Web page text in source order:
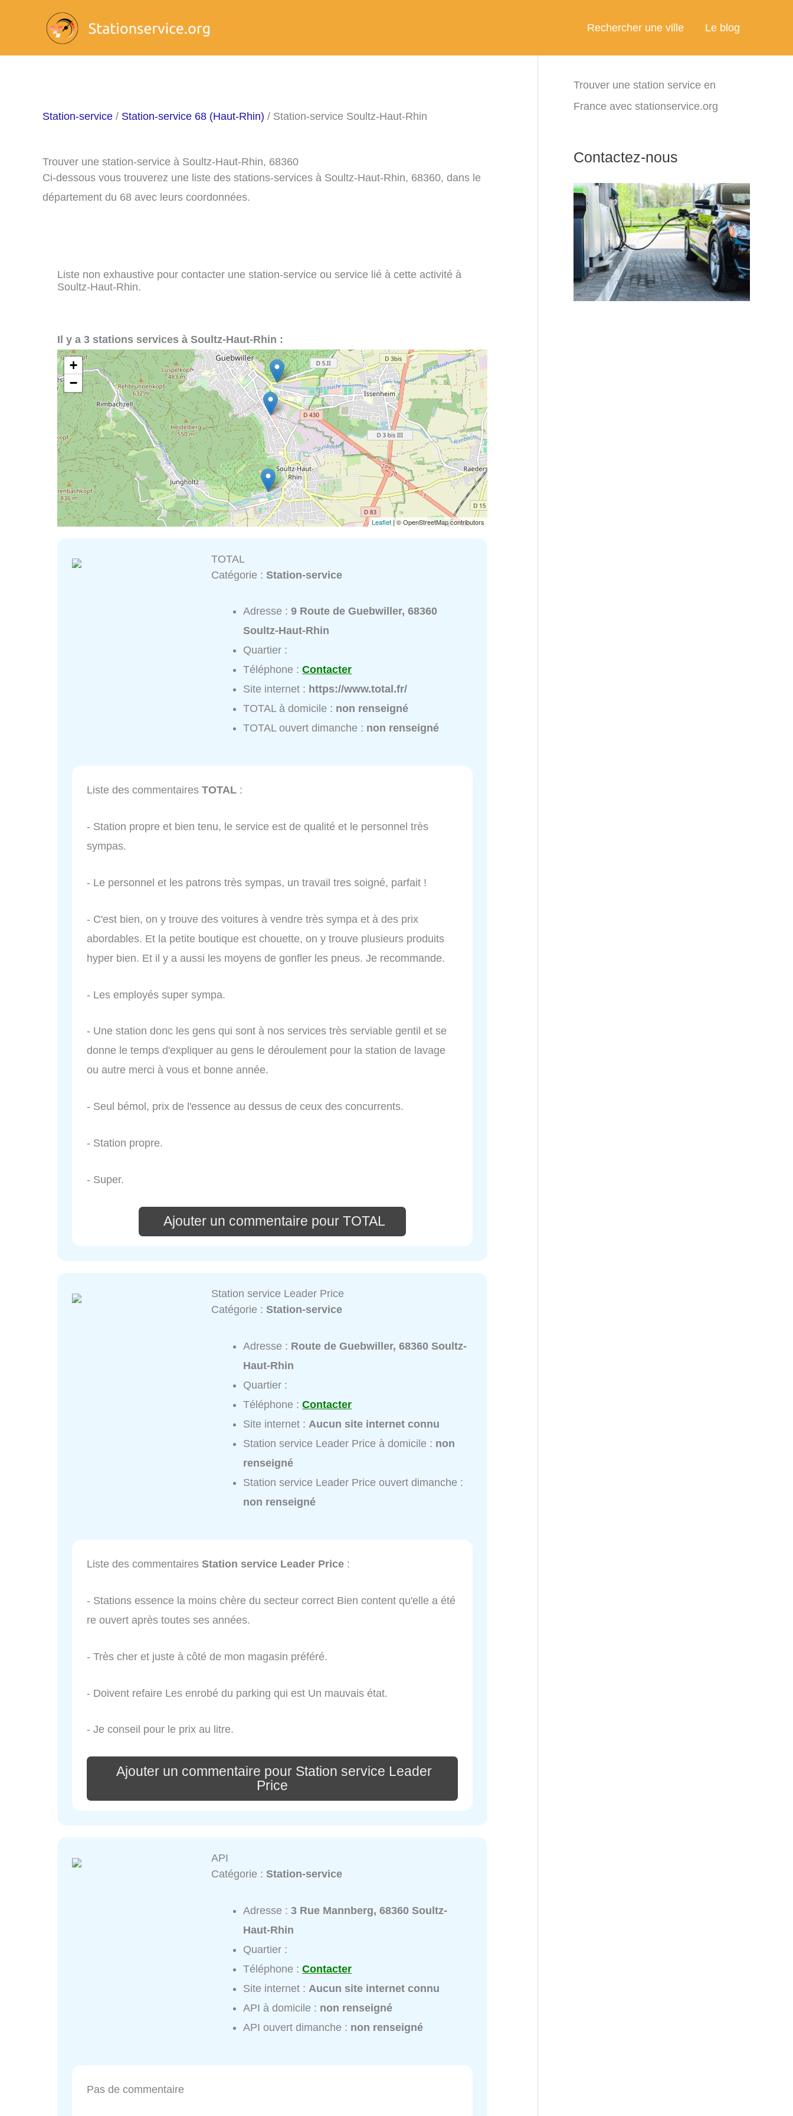
Rechercher une ville Le blog
Station-service / Station-service 68 (Haut-Rhin) / Station-service Soultz-Haut-Rhin
Trouver une station-service à Soultz-Haut-Rhin, 68360
Ci-dessous vous trouverez une liste des stations-services à Soultz-Haut-Rhin, 68360, dans le
département du 68 avec leurs coordonnées.
Liste non exhaustive pour contacter une station-service ou service lié à cette activité à
Soultz-Haut-Rhin.
Il y a 3 stations services à Soultz-Haut-Rhin :
+
−
Leaflet | © OpenStreetMap contributors
TOTAL
Catégorie :Station-service
Adresse :9 Route de Guebwiller, 68360
Soultz-Haut-Rhin
Quartier :
Téléphone :Contacter
Site internet : https://www.total.fr/
TOTAL à domicile : non renseigné
TOTAL ouvert dimanche : non renseigné
Liste des commentaires TOTAL :
- Station propre et bien tenu, le service est de qualité et le personnel très
sympas.
- Le personnel et les patrons très sympas, un travail tres soigné, parfait !
- C'est bien, on y trouve des voitures à vendre très sympa et à des prix
abordables. Et la petite boutique est chouette, on y trouve plusieurs produits
hyper bien. Et il y a aussi les moyens de gonfler les pneus. Je recommande.
- Les employés super sympa.
- Une station donc les gens qui sont à nos services très serviable gentil et se
donne le temps d'expliquer au gens le déroulement pour la station de lavage
ou autre merci à vous et bonne année.
- Seul bémol, prix de l'essence au dessus de ceux des concurrents.
- Station propre.
- Super.
Ajouter un commentaire pour TOTAL
Station service Leader Price
Catégorie :Station-service
Adresse : Route de Guebwiller, 68360 Soultz-
Haut-Rhin
Quartier :
Téléphone :Contacter
Site internet :Aucun site internet connu
Station service Leader Price à domicile : non
renseigné
Station service Leader Price ouvert dimanche :
non renseigné
Liste des commentaires Station service Leader Price :
- Stations essence la moins chère du secteur correct Bien content qu'elle a été
re ouvert après toutes ses années.
- Très cher et juste à côté de mon magasin préféré.
- Doivent refaire Les enrobé du parking qui est Un mauvais état.
- Je conseil pour le prix au litre.
Ajouter un commentaire pour Station service Leader
Price
API
Catégorie :Station-service
Adresse :3 Rue Mannberg, 68360 Soultz-
Haut-Rhin
Quartier :
Téléphone :Contacter
Site internet :Aucun site internet connu
API à domicile : non renseigné
API ouvert dimanche : non renseigné
Pas de commentaire
Trouver une station service en
France avec stationservice.org
Contactez-nous